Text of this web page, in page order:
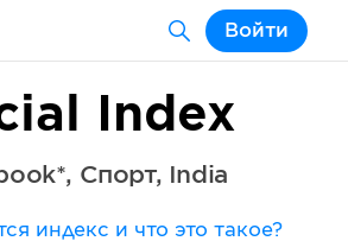
Войти
Index
, Спорт, India
индекс и что это такое?